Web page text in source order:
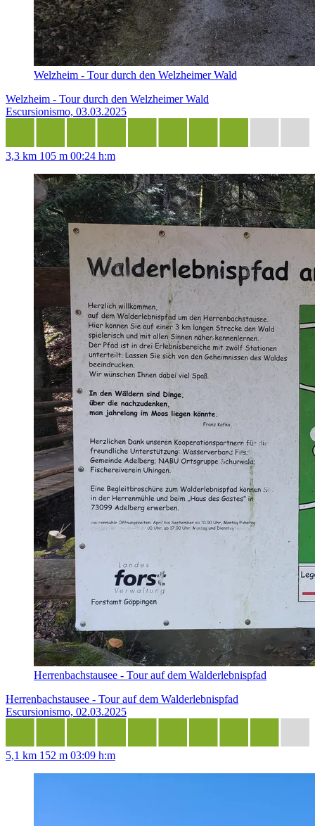
Welzheim - Tour durch den Welzheimer Wald
Welzheim - Tour durch den Welzheimer Wald
Escursionismo, 03.03.2025
3,3 km 105 m 00:24 h:m
Herrenbachstausee - Tour auf dem Walderlebnispfad
Herrenbachstausee - Tour auf dem Walderlebnispfad
Escursionismo, 02.03.2025
5,1 km 152 m 03:09 h:m